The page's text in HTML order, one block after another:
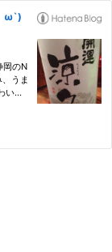
ω`)
岡のN
うま
いは